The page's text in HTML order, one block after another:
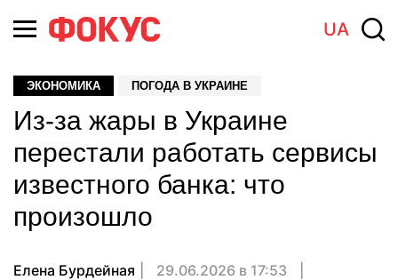
UA
ЭКОНОМИКА ПОГОДА В УКРАИНЕ
Из-за жары в Украине
перестали работать сервисы
известного банка: что
произошло
Елена Бурдейная
29.06.2026 в 17:53